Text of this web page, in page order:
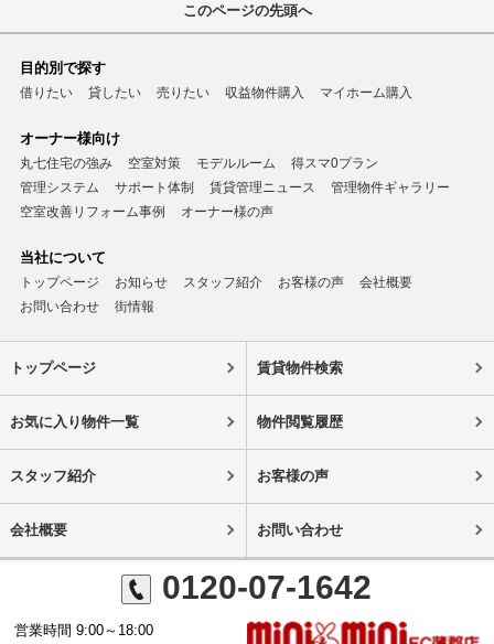
このページの先頭へ
目的別で探す
借りたい 貸したい 売りたい 収益物件購入 マイホーム購入
オーナー様向け
丸七住宅の強み 空室対策 モデルルーム
得スマ0プラン
管理システム
サポート体制 賃貸管理ニュース
管理物件ギャラリー
空室改善リフォーム事例
オーナー様の声
当社について
トップページ お知らせ スタッフ紹介 お客様の声
会社概要
お問い合わせ
街情報
トップページ 賃貸物件検索
お気に入り物件一覧 物件閲覧履歴
スタッフ紹介 お客様の声
会社概要 お問い合わせ
0120-07-1642
営業時間 9:00～18:00